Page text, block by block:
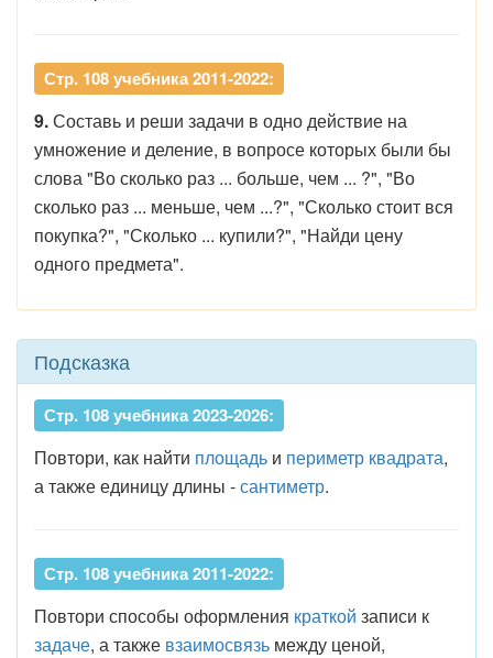
Стр. 108 учебника 2011-2022:
9.Составь и реши задачи в одно действие на
умножение и деление, в вопросе которых были бы
слова "Во сколько раз ... больше, чем ... ?", "Во
сколько раз ... меньше, чем ...?", "Сколько стоит вся
покупка?", "Сколько ... купили?", "Найди цену
одного предмета".
Подсказка
Стр. 108 учебника 2023-2026:
Повтори, как найти площадь и периметр квадрата,
а также единицу длины -сантиметр.
Стр. 108 учебника 2011-2022:
Повтори способы оформления краткой записи к
задаче, а также взаимосвязь между ценой,